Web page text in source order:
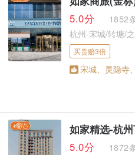
5.0分
1852
杭州-宋城/转塘/
买贵赔3倍
宋城、灵隐寺
如家精选-杭
5.0分
1872